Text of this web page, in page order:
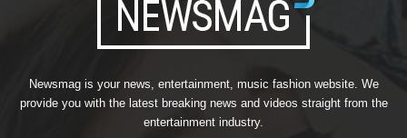
Newsmag is your news, entertainment, music fashion website. We
provide you with the latest breaking news and videos straight from the
entertainment industry.